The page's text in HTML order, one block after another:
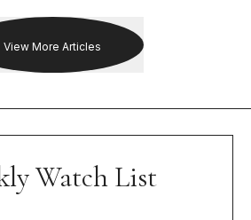
View More Articles
Watch List